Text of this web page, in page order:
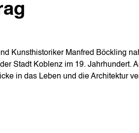
Kunsthistoriker Manfred Böckling
Stadt Koblenz im 19. Jahrhundert.
in das Leben und die Architektur